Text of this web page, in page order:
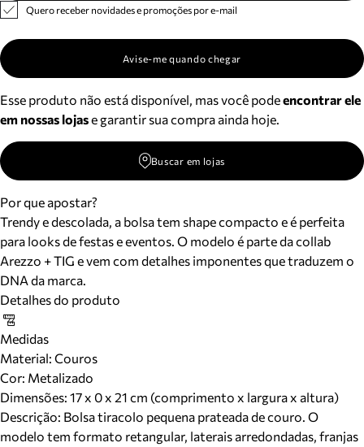
Quero receber novidades e promoções por e-mail
Avise-me quando chegar
Esse produto não está disponível, mas você podeencontrar ele
em nossas lojase garantir sua compra ainda hoje.
Buscar em lojas
Por que apostar?
Trendy e descolada, a bolsa tem shape compacto e é perfeita
para looks de festas e eventos. O modelo é parte da collab
Arezzo + TIG e vem com detalhes imponentes que traduzem o
DNA da marca.
Detalhes do produto
Medidas
Material: Couros
Cor: Metalizado
Dimensões: 17 x 0 x 21 cm (comprimento x largura x altura)
Descrição: Bolsa tiracolo pequena prateada de couro. O
modelo tem formato retangular, laterais arredondadas, franjas